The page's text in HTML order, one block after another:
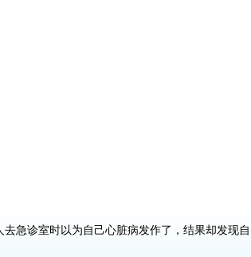
急诊室时以为自己心脏病发作了，结果却发现自